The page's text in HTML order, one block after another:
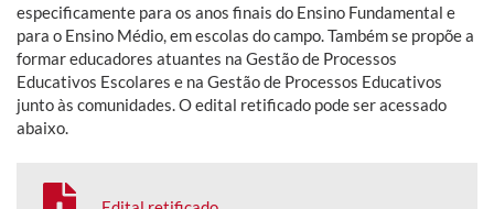
especificamente para os anos finais do Ensino Fundamental e
para o Ensino Médio, em escolas do campo. Também se propõe a
formar educadores atuantes na Gestão de Processos
Educativos Escolares e na Gestão de Processos Educativos
junto às comunidades. O edital retificado pode ser acessado
abaixo.